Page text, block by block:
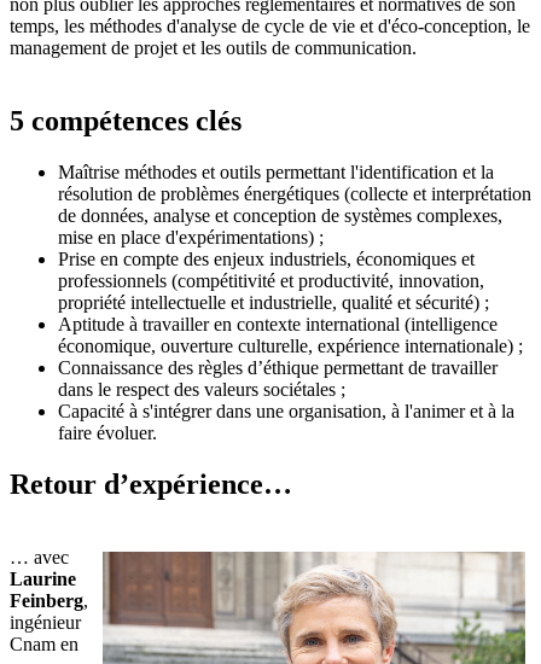
non plus oublier les approches réglementaires et normatives de son
temps, les méthodes d'analyse de cycle de vie et d'éco-conception, le
management de projet et les outils de communication.
5 compétences clés
Maîtrise méthodes et outils permettant l'identification et la
résolution de problèmes énergétiques (collecte et interprétation
de données, analyse et conception de systèmes complexes,
mise en place d'expérimentations) ;
Prise en compte des enjeux industriels, économiques et
professionnels (compétitivité et productivité, innovation,
propriété intellectuelle et industrielle, qualité et sécurité) ;
Aptitude à travailler en contexte international (intelligence
économique, ouverture culturelle, expérience internationale) ;
Connaissance des règles d’éthique permettant de travailler
dans le respect des valeurs sociétales ;
Capacité à s'intégrer dans une organisation, à l'animer et à la
faire évoluer.
Retour d’expérience…
… avec
Laurine
Feinberg,
ingénieur
Cnam en